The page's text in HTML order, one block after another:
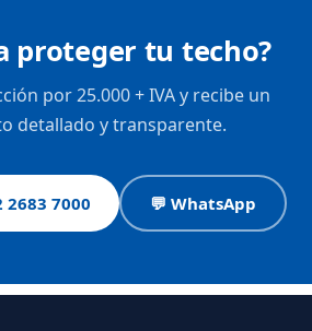
proteger tu techo?
por 25.000 + IVA y recibe un
detallado y transparente.
2683 7000 💬 WhatsApp